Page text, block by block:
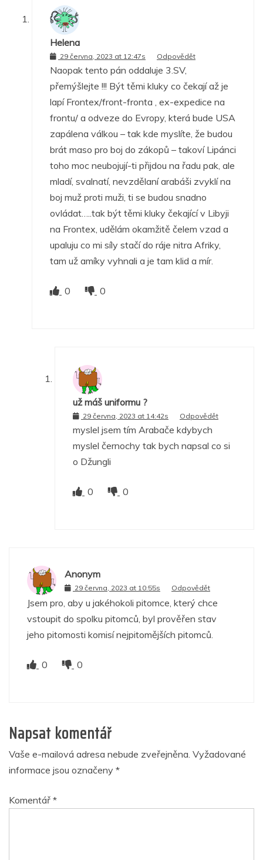
Helena
29 června, 2023 at 12:47s Odpovědět
Naopak tento pán oddaluje 3.SV,
přemýšlejte !!! Být těmi kluky co čekají až je
lapí Frontex/front-fronta , ex-expedice na
frontu/ a odveze do Evropy, která bude USA
zapálena válkou – tak kde myslíte, že budou
brát maso pro boj do zákopů – takoví Lipánci
toho moc neubojují-ti přijdou na řadu pak, ale
mladí, svalnatí, nevzdělaní arabáši zvyklí na
boj muž proti muži, ti se budou snadno
ovládat…..tak být těmi kluky čekající v Libyji
na Frontex, udělám okamžitě čelem vzad a
upaluju co mi síly stačí do ráje nitra Afriky,
tam už amíky vyhnali a je tam klid a mír.
0 0
už máš uniformu ?
29 června, 2023 at 14:42s Odpovědět
myslel jsem tím Arabače kdybych
myslel černochy tak bych napsal co si
o Džungli
0 0
Anonym
29 června, 2023 at 10:55s Odpovědět
Jsem pro, aby u jakéhokoli pitomce, který chce
vstoupit do spolku pitomců, byl prověřen stav
jeho pitomosti komisí nejpitomějších pitomců.
0 0
Napsat komentář
Vaše e-mailová adresa nebude zveřejněna. Vyžadované
informace jsou označeny *
Komentář *